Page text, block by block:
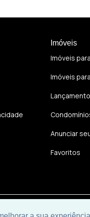
Imóveis
Imóveis
Imóveis
Anunciar
Favoritos